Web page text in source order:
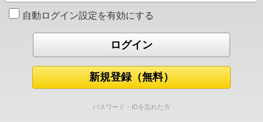
自動ログイン設定を有効にする
新規登録（無料）
パスワード・IDを忘れた方